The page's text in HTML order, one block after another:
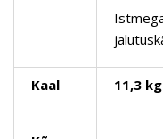
Kaal 11,3 kg